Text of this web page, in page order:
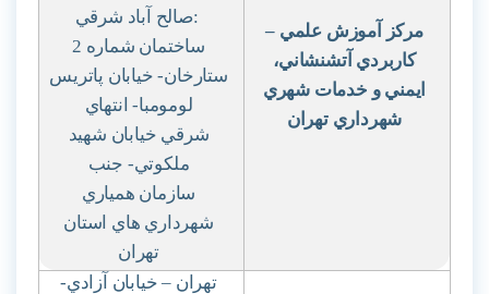
مركز آموزش علمي –
كاربردي آتشنشاني،
ايمني و خدمات شهري
شهرداري تهران
:صالح آباد شرقي
ساختمان شماره 2
ستارخان- خيابان پاتريس
لومومبا- انتهاي
شرقي خيابان شهيد
ملكوتي- جنب
سازمان همياري
شهرداري هاي استان
تهران
تهران – خيابان آزادي-